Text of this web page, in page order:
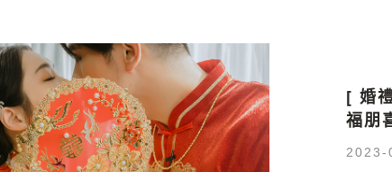
[ 婚
福朋
2023-